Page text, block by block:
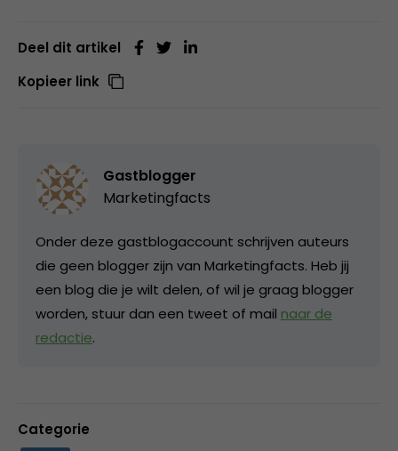
Deel dit artikel
Kopieer link
Gastblogger
Marketingfacts
Onder deze gastblogaccount schrijven auteurs
die geen blogger zijn van Marketingfacts. Heb jij
een blog die je wilt delen, of wil je graag blogger
worden, stuur dan een tweet of mail naar de
redactie.
Categorie